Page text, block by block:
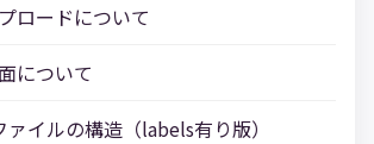
ロードについて
について
イルの構造（labels有り版）